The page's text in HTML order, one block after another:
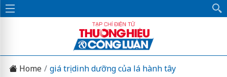
Home giá trị dinh dưỡng của lá hành tây